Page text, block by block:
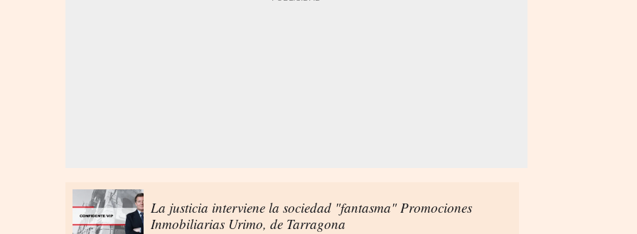
La justicia interviene la sociedad "fantasma" Promociones
Inmobiliarias Urimo, de Tarragona